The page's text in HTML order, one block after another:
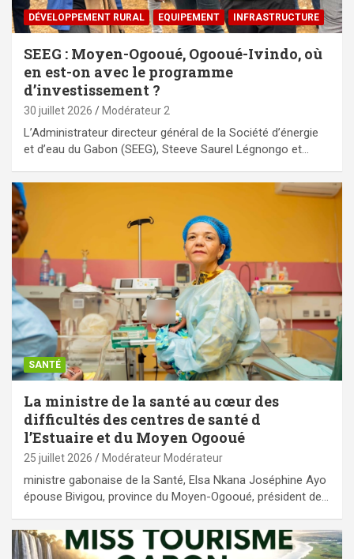
DÉVELOPPEMENT RURAL EQUIPEMENT ⁠INFRASTRUCTURE
SEEG : Moyen-Ogooué, Ogooué-Ivindo, où
en est-on avec le programme
d’investissement ?
30 juillet 2026 Modérateur 2
L’Administrateur directeur général de la Société d’énergie
et d’eau du Gabon (SEEG), Steeve Saurel Légnongo et…
SANTÉ
La ministre de la santé au cœur des
difficultés des centres de santé d
l’Estuaire et du Moyen Ogooué
25 juillet 2026 Modérateur Modérateur
ministre gabonaise de la Santé, Elsa Nkana Joséphine Ayo
épouse Bivigou, province du Moyen-Ogooué, président de…